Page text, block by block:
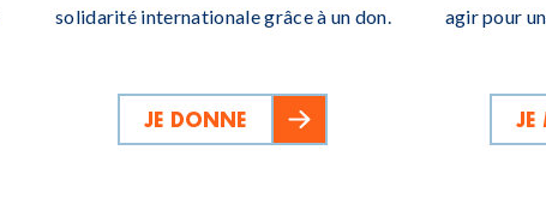
solidarité internationale grâce à un don.
JE DONNE
agir pour
JE